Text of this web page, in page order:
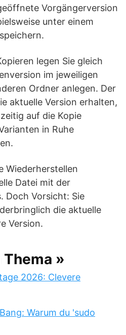
Vorgängerversion
unter einem
legen Sie gleich
im jeweiligen
Ordner anlegen. Der
aktuelle Version erhalten,
auf die Kopie
in Ruhe
Wiederherstellen
Datei mit der
Doch Vorsicht: Sie
die aktuelle
Version.
»
2026: Clevere
Warum du 'sudo